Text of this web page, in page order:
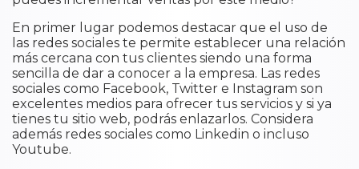
En primer lugar podemos destacar que el uso de
las redes sociales te permite establecer una relación
más cercana con tus clientes siendo una forma
sencilla de dar a conocer a la empresa. Las redes
sociales como Facebook, Twitter e Instagram son
excelentes medios para ofrecer tus servicios y si ya
tienes tu sitio web, podrás enlazarlos. Considera
además redes sociales como Linkedin o incluso
Youtube.